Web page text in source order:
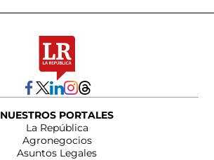
NUESTROS PORTALES
La República
Agronegocios
Asuntos Legales